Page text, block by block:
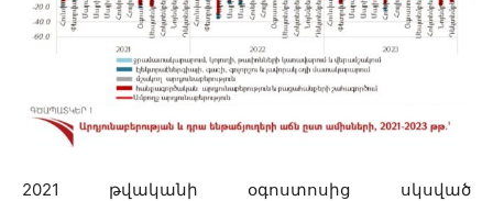
2021 թվականի օգոստոսից սկսված